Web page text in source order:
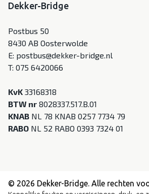
Dekker-Bridge
Postbus 50
8430 AB Oosterwolde
E: postbus@dekker-bridge.nl
T: 075 6420066
KvK 33168318
BTW nr 8028337.517.B.01
KNAB NL 78 KNAB 0257 7734 79
RABO NL 52 RABO 0393 7324 01
© 2026 Dekker-Bridge. Alle rechten